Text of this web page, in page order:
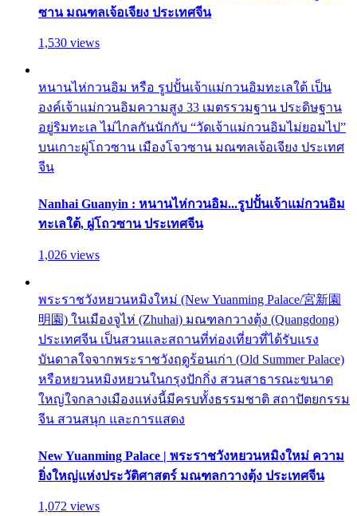
ซาน มณฑลเจ้อเจียง ประเทศจีน
1,530 views
หนานไห่กวนอิม หรือ รูปปั้นเจ้าแม่กวนอิมทะเลใต้ เป็น
องค์เจ้าแม่กวนอิมความสูง 33 เมตรรวมฐาน ประดิษฐาน
อยู่ริมทะเล ไม่ไกลกันนักกับ “วัดเจ้าแม่กวนอิมไม่ยอมไป”
บนเกาะผู่โถวซาน เมืองโจวซาน มณฑลเจ้อเจียง ประเทศ
จีน
Nanhai Guanyin : หนานไห่กวนอิม...รูปปั้นเจ้าแม่กวนอิม
ทะเลใต้, ผู่โถวซาน ประเทศจีน
1,026 views
พระราชวังหยวนหมิงใหม่ (New Yuanming Palace/宮新園
明園) ในเมืองจูไห่ (Zhuhai) มณฑลกวางตุ้ง (Quangdong)
ประเทศจีน เป็นสวนและสถานที่ท่องเที่ยวที่ได้รับแรง
บันดาลใจจากพระราชวังฤดูร้อนเก่า (Old Summer Palace)
หรือหยวนหมิงหยวนในกรุงปักกิ่ง สวนสาธารณะขนาด
ใหญ่ใจกลางเมืองแห่งนี้มีครบทั้งธรรมชาติ สถาปัตยกรรม
จีน สวนสนุก และการแสดง
New Yuanming Palace | พระราชวังหยวนหมิงใหม่ ความ
ยิ่งใหญ่แห่งประวัติศาสตร์ มณฑลกวางตุ้ง ประเทศจีน
1,072 views